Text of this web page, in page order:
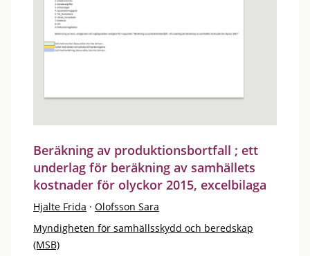
Beräkning av produktionsbortfall ; ett
underlag för beräkning av samhällets
kostnader för olyckor 2015, excelbilaga
Hjalte Frida · Olofsson Sara
Myndigheten för samhällsskydd och beredskap
(MSB)